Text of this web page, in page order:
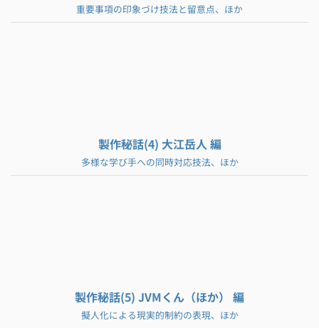
重要事項の印象づけ技法と留意点、ほか
製作秘話(4) 大江岳人 編
多様な学び手への同時対応技法、ほか
製作秘話(5) JVMくん（ほか） 編
擬人化による現実的制約の表現、ほか